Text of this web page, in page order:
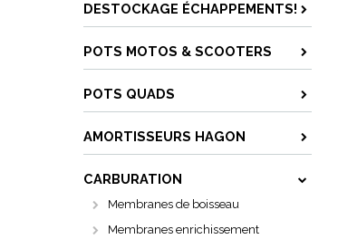
DESTOCKAGE ÉCHAPPEMENTS!
POTS MOTOS & SCOOTERS
POTS QUADS
AMORTISSEURS HAGON
CARBURATION
Membranes de boisseau
Membranes enrichissement